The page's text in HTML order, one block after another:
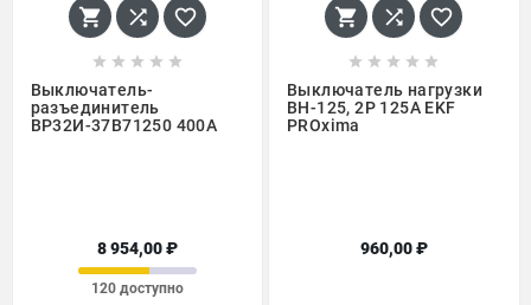
  
    
Выключатель-
разъединитель
ВР32И-37В71250 400А
8 954,00 ₽
120 доступно
  
    
Выключатель нагрузки
ВН-125, 2P 125А EKF
PROxima
960,00 ₽